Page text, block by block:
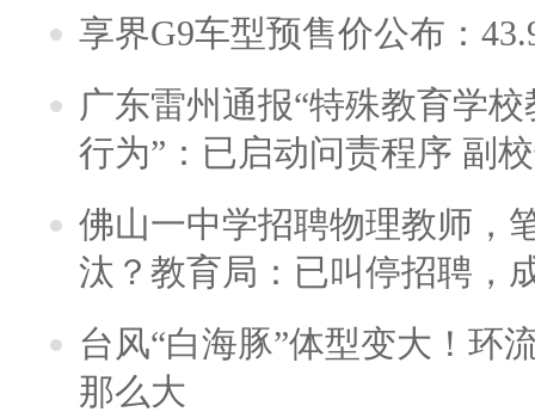
享界G9车型预售价公布：
广东雷州通报“特殊教育学
行为”：已启动问责程序 副
佛山一中学招聘物理教师，
汰？教育局：已叫停招聘，
台风“白海豚”体型变大！环
那么大